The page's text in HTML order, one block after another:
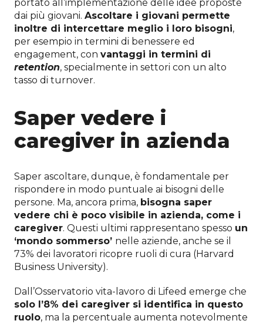
portato all’implementazione delle idee proposte
dai più giovani. Ascoltare i giovani permette
inoltre di intercettare meglio i loro bisogni,
per esempio in termini di benessere ed
engagement, con vantaggi in termini di
retention, specialmente in settori con un alto
tasso di turnover.
Saper vedere i
caregiver in azienda
Saper ascoltare, dunque, è fondamentale per
rispondere in modo puntuale ai bisogni delle
persone. Ma, ancora prima, bisogna saper
vedere chi è poco visibile in azienda, come i
caregiver. Questi ultimi rappresentano spesso un
‘mondo sommerso’ nelle aziende, anche se il
73% dei lavoratori ricopre ruoli di cura (Harvard
Business University).
Dall’Osservatorio vita-lavoro di Lifeed emerge che
solo l’8% dei caregiver si identifica in questo
ruolo, ma la percentuale aumenta notevolmente